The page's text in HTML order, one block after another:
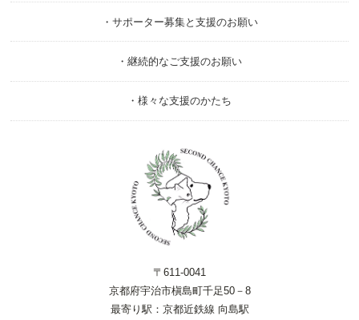
・サポーター募集と支援のお願い
・継続的なご支援のお願い
・様々な支援のかたち
〒611-0041
京都府宇治市槇島町千足50－8
最寄り駅：京都近鉄線 向島駅